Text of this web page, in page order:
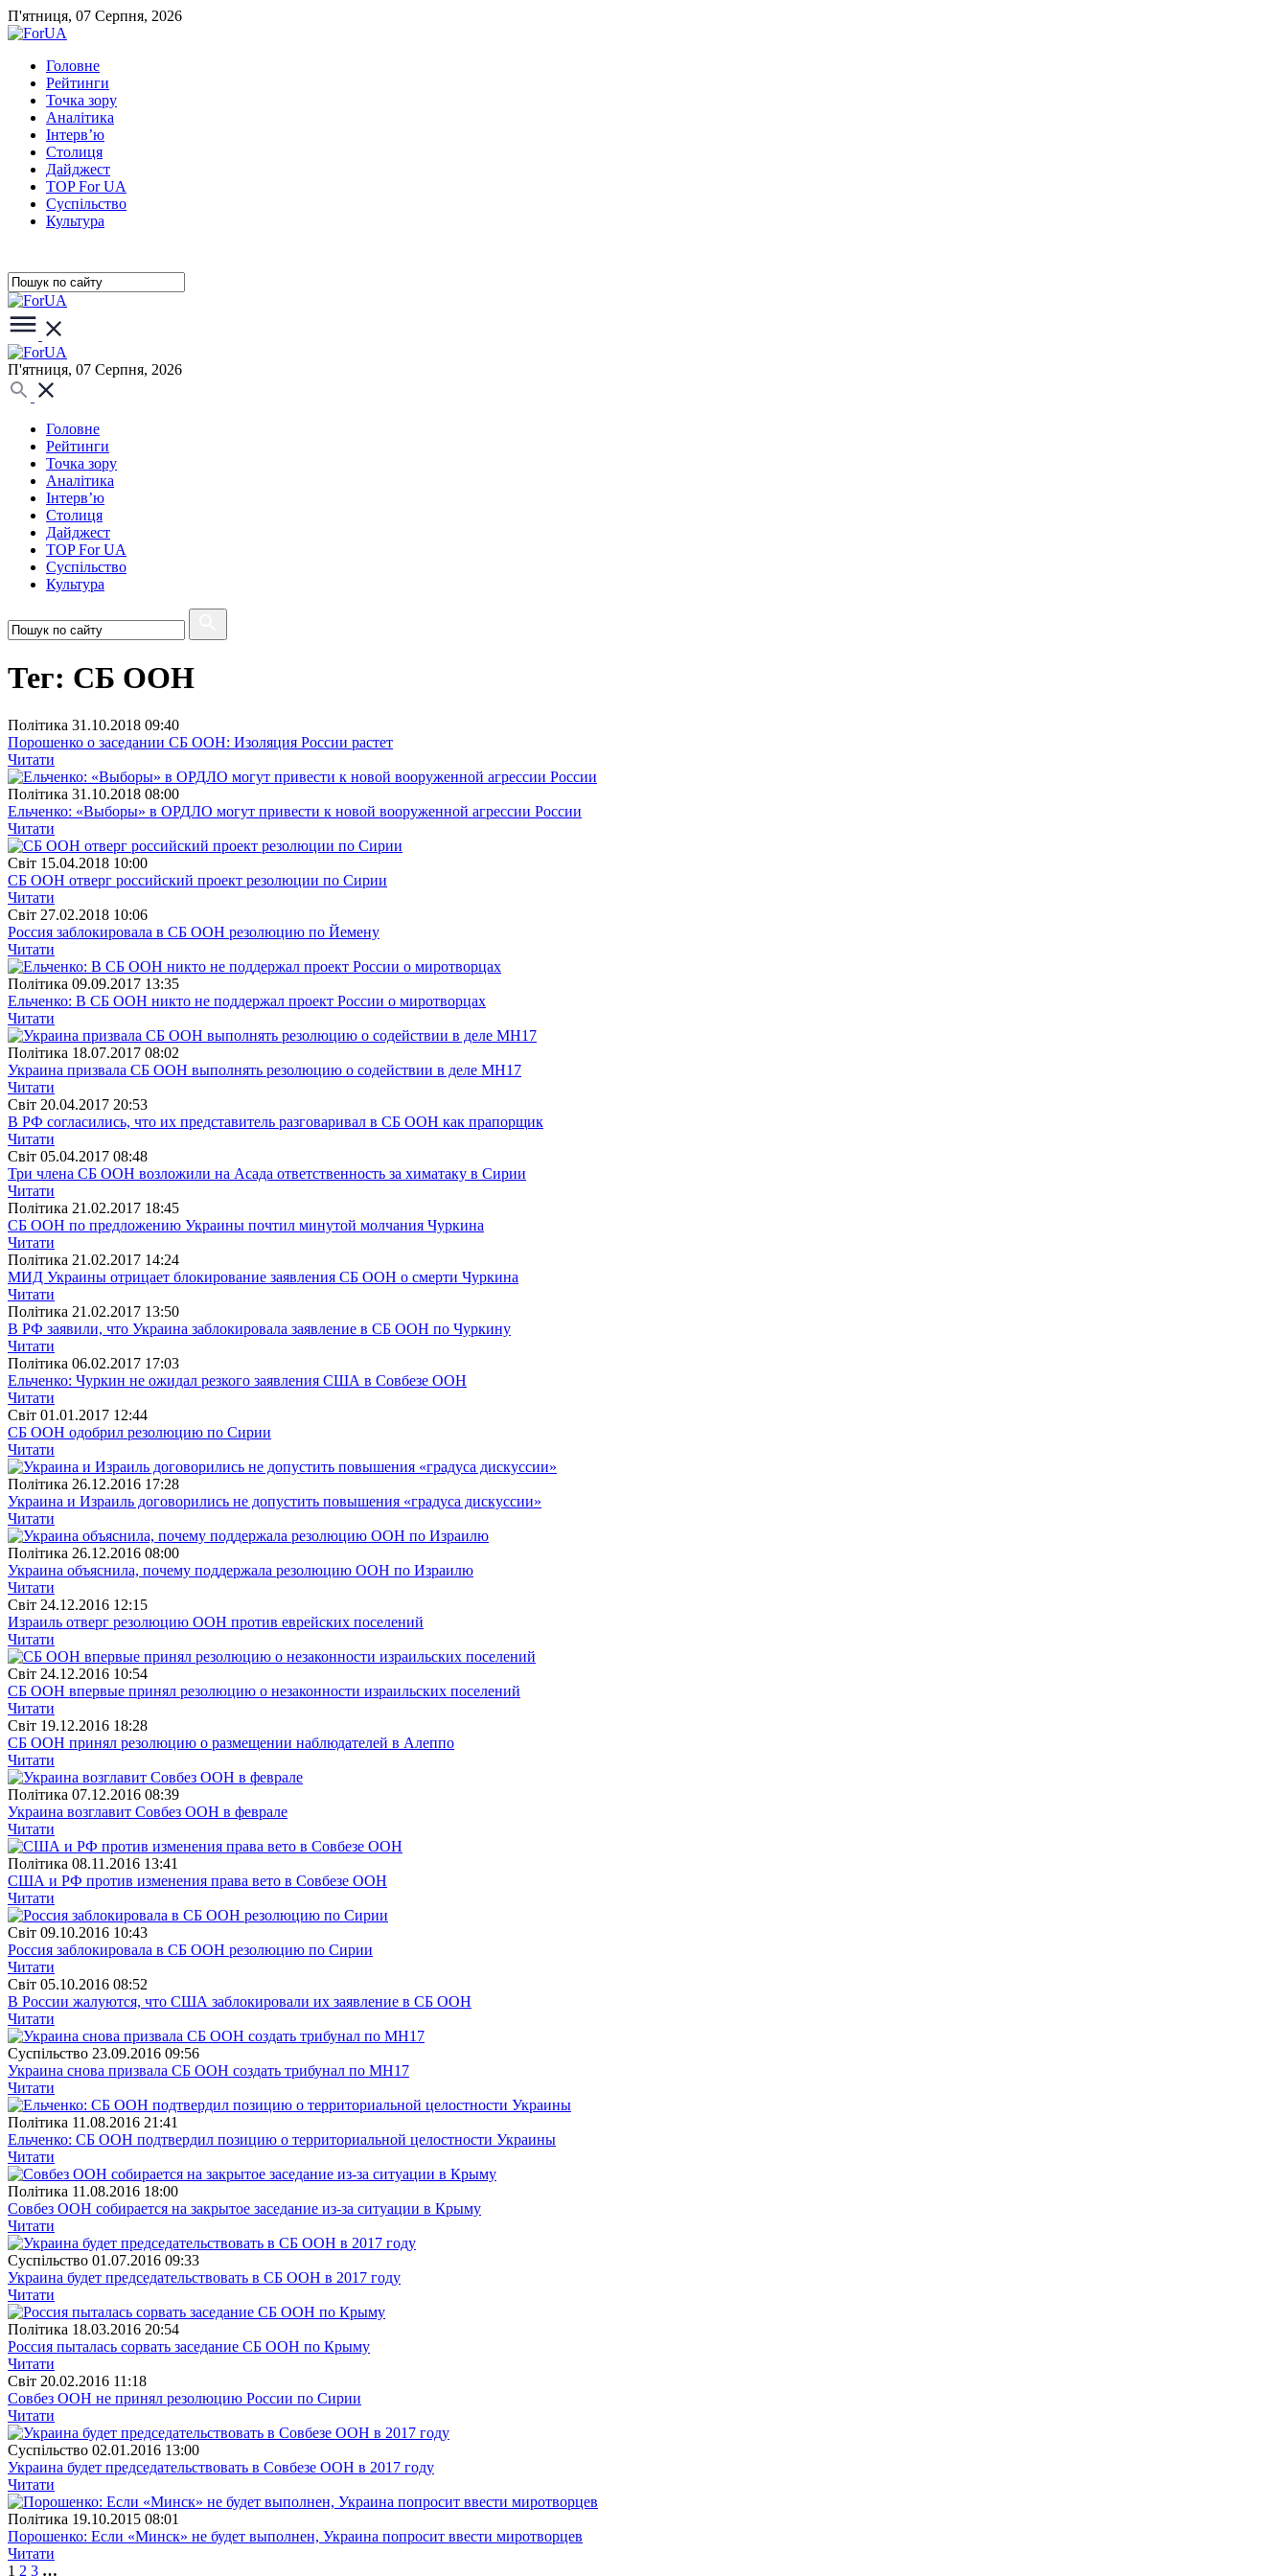
П'ятниця, 07 Серпня, 2026
Головне
Рейтинги
Точка зору
Аналітика
Інтерв’ю
Столиця
Дайджест
TOP For UA
Суспiльство
Культура
П'ятниця, 07 Серпня, 2026
Головне
Рейтинги
Точка зору
Аналітика
Інтерв’ю
Столиця
Дайджест
TOP For UA
Суспiльство
Культура
Тег: СБ ООН
Полiтика 31.10.2018 09:40
Порошенко о заседании СБ ООН: Изоляция России растет
Читати
Полiтика 31.10.2018 08:00
Ельченко: «Выборы» в ОРДЛО могут привести к новой вооруженной агрессии России
Читати
Свiт 15.04.2018 10:00
СБ ООН отверг российский проект резолюции по Сирии
Читати
Свiт 27.02.2018 10:06
Россия заблокировала в СБ ООН резолюцию по Йемену
Читати
Полiтика 09.09.2017 13:35
Ельченко: В СБ ООН никто не поддержал проект России о миротворцах
Читати
Полiтика 18.07.2017 08:02
Украина призвала СБ ООН выполнять резолюцию о содействии в деле MH17
Читати
Свiт 20.04.2017 20:53
В РФ согласились, что их представитель разговаривал в СБ ООН как прапорщик
Читати
Свiт 05.04.2017 08:48
Три члена СБ ООН возложили на Асада ответственность за химатаку в Сирии
Читати
Полiтика 21.02.2017 18:45
СБ ООН по предложению Украины почтил минутой молчания Чуркина
Читати
Полiтика 21.02.2017 14:24
МИД Украины отрицает блокирование заявления СБ ООН о смерти Чуркина
Читати
Полiтика 21.02.2017 13:50
В РФ заявили, что Украина заблокировала заявление в СБ ООН по Чуркину
Читати
Полiтика 06.02.2017 17:03
Ельченко: Чуркин не ожидал резкого заявления США в Совбезе ООН
Читати
Свiт 01.01.2017 12:44
СБ ООН одобрил резолюцию по Сирии
Читати
Полiтика 26.12.2016 17:28
Украина и Израиль договорились не допустить повышения «градуса дискуссии»
Читати
Полiтика 26.12.2016 08:00
Украина объяснила, почему поддержала резолюцию ООН по Израилю
Читати
Свiт 24.12.2016 12:15
Израиль отверг резолюцию ООН против еврейских поселений
Читати
Свiт 24.12.2016 10:54
СБ ООН впервые принял резолюцию о незаконности израильских поселений
Читати
Свiт 19.12.2016 18:28
СБ ООН принял резолюцию о размещении наблюдателей в Алеппо
Читати
Полiтика 07.12.2016 08:39
Украина возглавит Совбез ООН в феврале
Читати
Полiтика 08.11.2016 13:41
США и РФ против изменения права вето в Совбезе ООН
Читати
Свiт 09.10.2016 10:43
Россия заблокировала в СБ ООН резолюцию по Сирии
Читати
Свiт 05.10.2016 08:52
В России жалуются, что США заблокировали их заявление в СБ ООН
Читати
Суспiльство 23.09.2016 09:56
Украина снова призвала СБ ООН создать трибунал по МН17
Читати
Полiтика 11.08.2016 21:41
Ельченко: СБ ООН подтвердил позицию о территориальной целостности Украины
Читати
Полiтика 11.08.2016 18:00
Совбез ООН собирается на закрытое заседание из-за ситуации в Крыму
Читати
Суспiльство 01.07.2016 09:33
Украина будет председательствовать в СБ ООН в 2017 году
Читати
Полiтика 18.03.2016 20:54
Россия пыталась сорвать заседание СБ ООН по Крыму
Читати
Свiт 20.02.2016 11:18
Совбез ООН не принял резолюцию России по Сирии
Читати
Суспiльство 02.01.2016 13:00
Украина будет председательствовать в Совбезе ООН в 2017 году
Читати
Полiтика 19.10.2015 08:01
Порошенко: Если «Минск» не будет выполнен, Украина попросит ввести миротворцев
Читати
1 2 3 …